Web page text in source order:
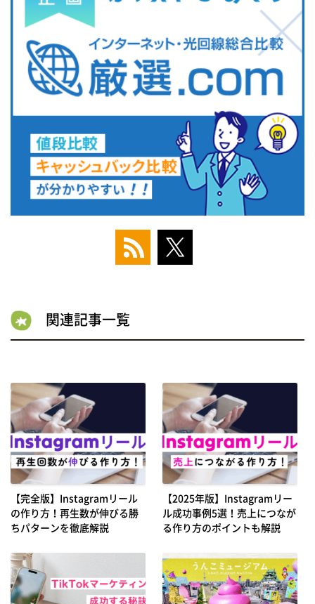
関連記事一覧
【完全版】Instagramリール
の作り方！再生数が伸びる勝
ちパターンを徹底解説
【2025年版】Instagramリー
ル成功事例5選！売上につなが
る作り方のポイントも解説